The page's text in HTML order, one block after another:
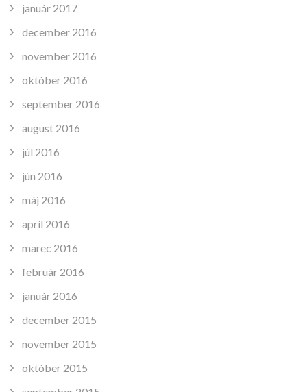
január 2017
december 2016
november 2016
október 2016
september 2016
august 2016
júl 2016
jún 2016
máj 2016
apríl 2016
marec 2016
február 2016
január 2016
december 2015
november 2015
október 2015